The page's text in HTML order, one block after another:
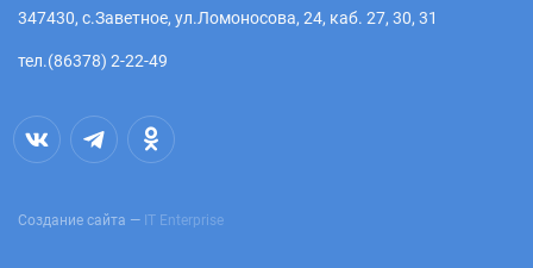
347430, с.Заветное, ул.Ломоносова, 24, каб. 27, 30, 31
тел.(86378) 2-22-49
Создание сайта — IT Enterprise